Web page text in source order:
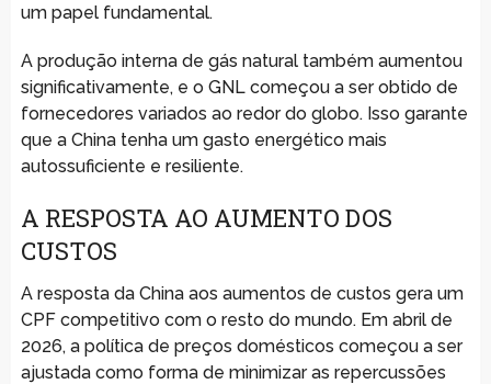
um papel fundamental.
A produção interna de gás natural também aumentou
significativamente, e o GNL começou a ser obtido de
fornecedores variados ao redor do globo. Isso garante
que a China tenha um gasto energético mais
autossuficiente e resiliente.
A RESPOSTA AO AUMENTO DOS
CUSTOS
A resposta da China aos aumentos de custos gera um
CPF competitivo com o resto do mundo. Em abril de
2026, a política de preços domésticos começou a ser
ajustada como forma de minimizar as repercussões